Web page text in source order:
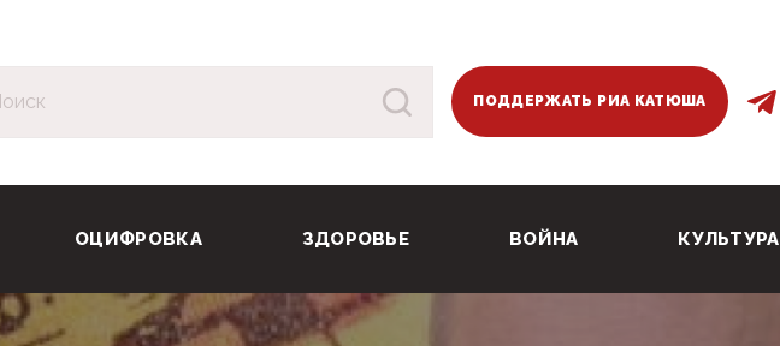
ПОДДЕРЖАТЬ РИА КАТЮША
ОЦИФРОВКА ЗДОРОВЬЕ ВОЙНА КУЛЬТУРА